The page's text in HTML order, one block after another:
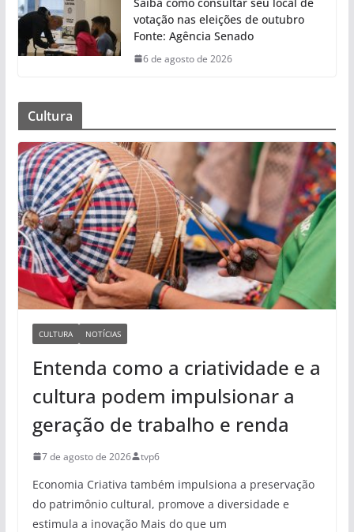
votação nas eleições de outubro
Fonte: Agência Senado
6 de agosto de 2026
Cultura
CULTURA NOTÍCIAS
Entenda como a criatividade e a
cultura podem impulsionar a
geração de trabalho e renda
7 de agosto de 2026 tvp6
Economia Criativa também impulsiona a preservação
do patrimônio cultural, promove a diversidade e
estimula a inovação Mais do que um